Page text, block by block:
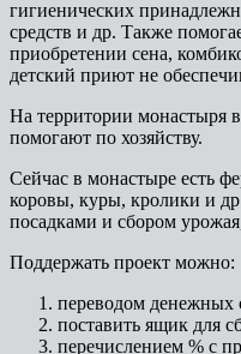
гигиенических
средств и др. Также
приобретении сена,
детский приют не
На территории монастыря
помогают по хозяйству.
Сейчас в монастыре есть
коровы, куры, кролики и
посадками и сбором
Поддержать проект можно:
переводом денежных
поставить ящик для
перечислением % с